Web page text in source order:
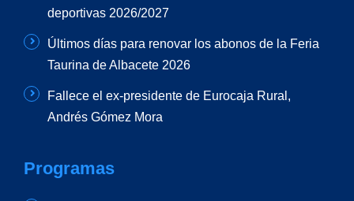
deportivas 2026/2027
Últimos días para renovar los abonos de la Feria
Taurina de Albacete 2026
Fallece el ex-presidente de Eurocaja Rural,
Andrés Gómez Mora
Programas